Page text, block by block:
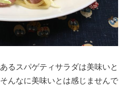
るスパゲティサラダは美味いと
んなに美味いとは感じませんで